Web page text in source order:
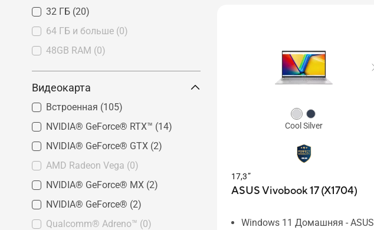
32 ГБ (20)
64 ГБ и больше (0)
48GB RAM (0)
Видеокарта
Встроенная (105)
NVIDIA® GeForce® RTX™ (14)
NVIDIA® GeForce® GTX (2)
AMD Radeon Vega (0)
NVIDIA® GeForce® MX (2)
NVIDIA® GeForce® (2)
Qualcomm® Adreno™ (0)
Cool Silver
17,3”
ASUS Vivobook 17 (X1704)
Windows 11 Домашняя - ASUS